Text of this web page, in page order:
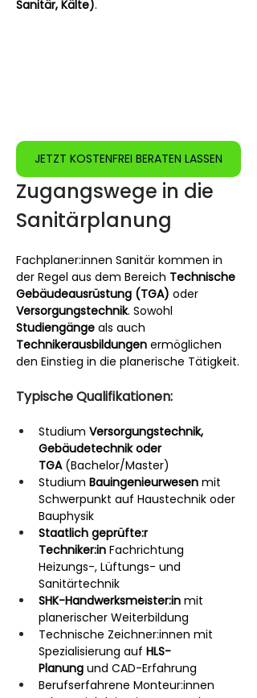
Sanitär, Kälte).
JETZT KOSTENFREI BERATEN LASSEN
Zugangswege in die
Sanitärplanung
Fachplaner:innen Sanitär kommen in
der Regel aus dem Bereich Technische
Gebäudeausrüstung (TGA) oder
Versorgungstechnik. Sowohl
Studiengänge als auch
Technikerausbildungen ermöglichen
den Einstieg in die planerische Tätigkeit.
Typische Qualifikationen:
Studium Versorgungstechnik,
Gebäudetechnik oder
TGA (Bachelor/Master)
Studium Bauingenieurwesen mit
Schwerpunkt auf Haustechnik oder
Bauphysik
Staatlich geprüfte:r
Techniker:in Fachrichtung
Heizungs-, Lüftungs- und
Sanitärtechnik
SHK-Handwerksmeister:in mit
planerischer Weiterbildung
Technische Zeichner:innen mit
Spezialisierung auf HLS-
Planung und CAD-Erfahrung
Berufserfahrene Monteur:innen